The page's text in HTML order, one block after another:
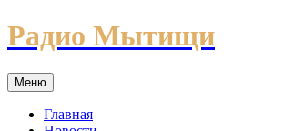
Перейти
к
Радио Мытищи
Меню
Главная